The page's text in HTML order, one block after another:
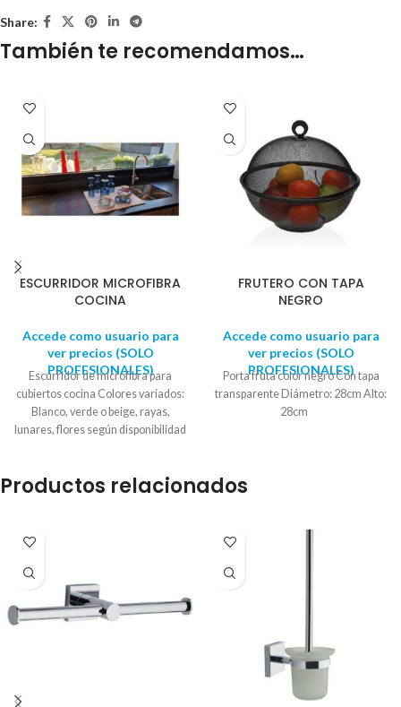
Share:
También te recomendamos…
ESCURRIDOR MICROFIBRA
COCINA
Accede como usuario para
ver precios (SOLO
PROFESIONALES)
Escurridor de microfibra para
cubiertos cocina Colores variados:
Blanco, verde o beige, rayas,
lunares, flores según disponibilidad
FRUTERO CON TAPA
NEGRO
Accede como usuario para
ver precios (SOLO
PROFESIONALES)
Porta fruta color negro Con tapa
transparente Diámetro: 28cm Alto:
28cm
Productos relacionados